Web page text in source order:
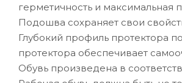
герметичность и максимальная
Подошва сохраняет свои
Глубокий профиль протектора
протектора обеспечивает
Обувь произведена в